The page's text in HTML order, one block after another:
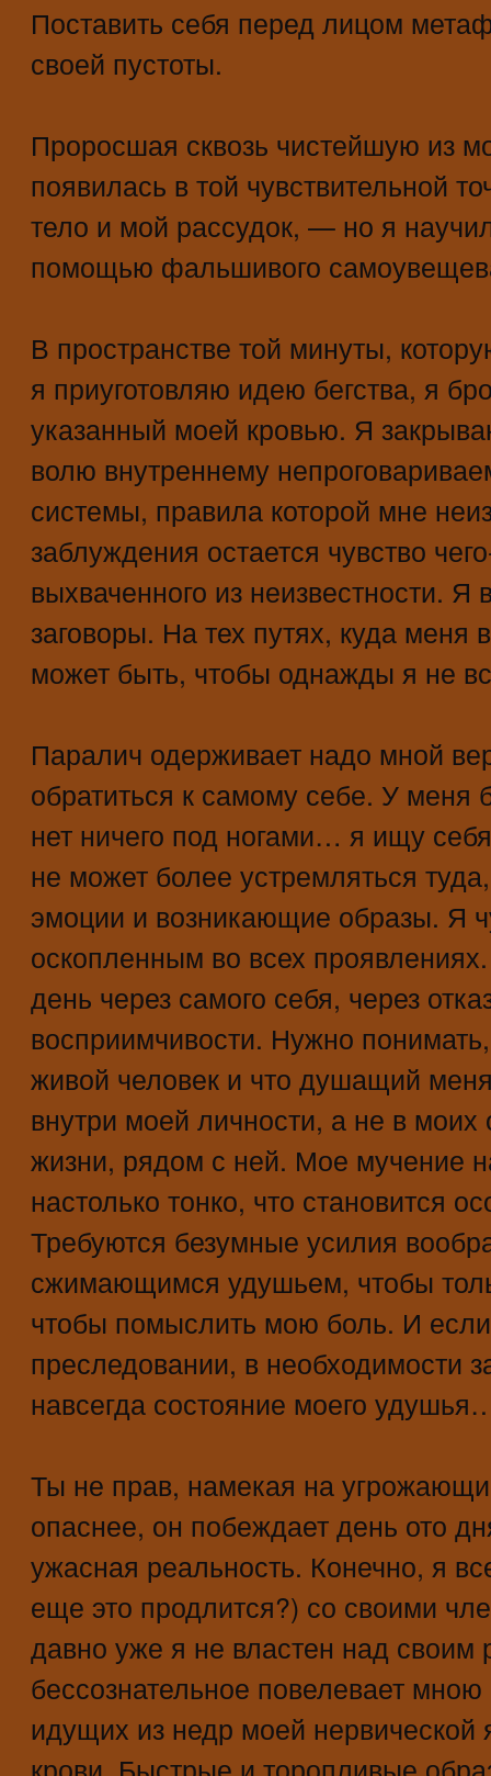
Поставить себя перед лицом
своей пустоты.
Проросшая сквозь чистейшую из
появилась в той чувствительной
тело и мой рассудок, — но я
помощью фальшивого
В пространстве той минуты,
я приуготовляю идею бегства, я
указанный моей кровью. Я
волю внутреннему
системы, правила которой мне
заблуждения остается чувство
выхваченного из неизвестности.
заговоры. На тех путях, куда меня
может быть, чтобы однажды я не
Паралич одерживает надо мной
обратиться к самому себе. У меня
нет ничего под ногами… я ищу
не может более устремляться
эмоции и возникающие образы. Я
оскопленным во всех
день через самого себя, через
восприимчивости. Нужно
живой человек и что душащий
внутри моей личности, а не в
жизни, рядом с ней. Мое мучение
настолько тонко, что становится
Требуются безумные усилия
сжимающимся удушьем, чтобы
чтобы помыслить мою боль. И
преследовании, в необходимости
навсегда состояние моего
Ты не прав, намекая на
опаснее, он побеждает день ото
ужасная реальность. Конечно, я
еще это продлится?) со своими
давно уже я не властен над своим
бессознательное повелевает
идущих из недр моей нервической
крови. Быстрые и торопливые